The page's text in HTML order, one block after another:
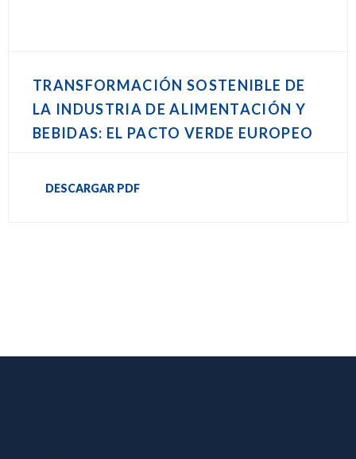
TRANSFORMACIÓN SOSTENIBLE DE
LA INDUSTRIA DE ALIMENTACIÓN Y
BEBIDAS: EL PACTO VERDE EUROPEO
DESCARGAR PDF